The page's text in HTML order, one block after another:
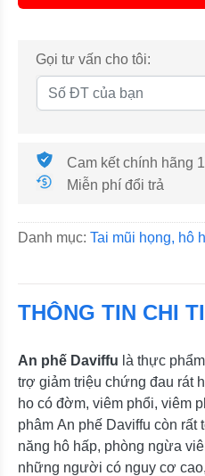
Gọi tư vấn cho tôi:
Cam kết chính hãng
Miễn phí đổi trả
Danh mục: Tai mũi họng, hô
THÔNG TIN CHI
An phế Daviffu là thực
trợ giảm triệu chứng đau rát
ho có đờm, viêm phổi, viêm
phâm An phế Daviffu còn rất
năng hô hấp, phòng ngừa
những người có nguy cơ